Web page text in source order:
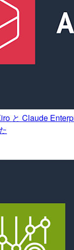
と Claude